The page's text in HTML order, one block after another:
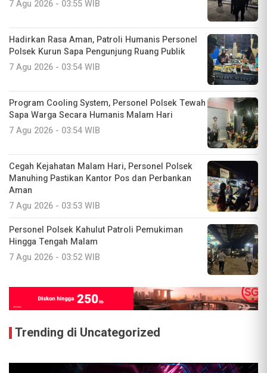
7 Agu 2026 - 03:55 WIB
Hadirkan Rasa Aman, Patroli Humanis Personel
Polsek Kurun Sapa Pengunjung Ruang Publik
7 Agu 2026 - 03:54 WIB
Program Cooling System, Personel Polsek Tewah
Sapa Warga Secara Humanis Malam Hari
7 Agu 2026 - 03:54 WIB
Cegah Kejahatan Malam Hari, Personel Polsek
Manuhing Pastikan Kantor Pos dan Perbankan
Aman
7 Agu 2026 - 03:53 WIB
Personel Polsek Kahulut Patroli Pemukiman
Hingga Tengah Malam
7 Agu 2026 - 03:52 WIB
Trending di Uncategorized